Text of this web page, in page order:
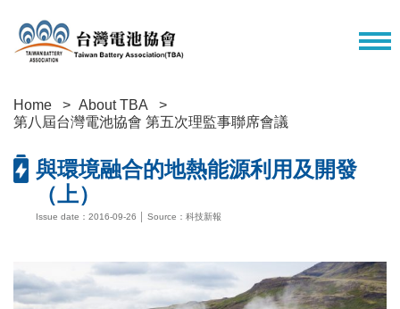
Home
About TBA
第八屆台灣電池協會 第五次理監事聯席會議
與環境融合的地熱能源利用及開發
（上）
Issue date：2016-09-26 │ Source：科技新報